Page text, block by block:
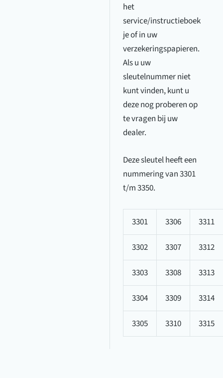
het
service/instructieboek
je of in uw
verzekeringspapieren.
Als u uw
sleutelnummer niet
kunt vinden, kunt u
deze nog proberen op
te vragen bij uw
dealer.
Deze sleutel heeft een
nummering van 3301
t/m 3350.
3301 3306 3311
3302 3307 3312
3303 3308 3313
3304 3309 3314
3305 3310 3315